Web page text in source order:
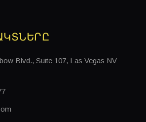
Blvd., Suite 107, Las Vegas NV